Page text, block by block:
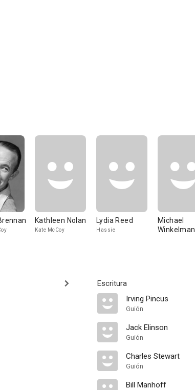
Kathleen Nolan
Kate McCoy
Lydia Reed
Hassie
Michael
Winkelman
Escritura
Irving Pincus
Guión
Jack Elinson
Guión
Charles Stewart
Guión
Bill Manhoff